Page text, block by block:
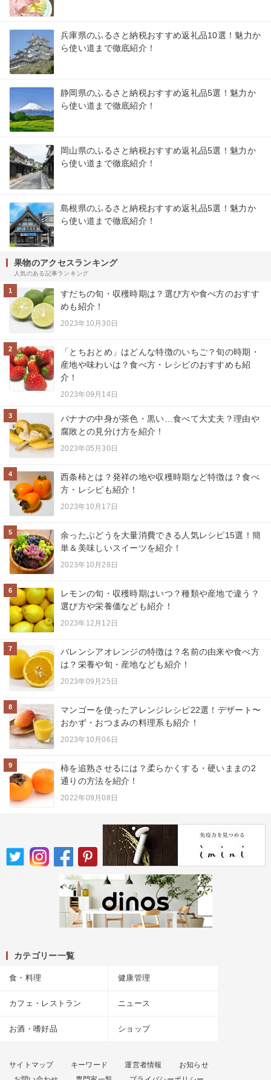
兵庫県のふるさと納税おすすめ返礼品10選！魅力か
ら使い道まで徹底紹介！
静岡県のふるさと納税おすすめ返礼品5選！魅力か
ら使い道まで徹底紹介！
岡山県のふるさと納税おすすめ返礼品5選！魅力か
ら使い道まで徹底紹介！
島根県のふるさと納税おすすめ返礼品5選！魅力か
ら使い道まで徹底紹介！
果物のアクセスランキング
人気のある記事ランキング
1
すだちの旬・収穫時期は？選び方や食べ方のおすす
めも紹介！
2023年10月30日
2
「とちおとめ」はどんな特徴のいちご？旬の時期・
産地や味わいは？食べ方・レシピのおすすめも紹
介！
2023年09月14日
3
バナナの中身が茶色・黒い…食べて大丈夫？理由や
腐敗との見分け方を紹介！
2023年05月30日
4
西条柿とは？発祥の地や収穫時期など特徴は？食べ
方・レシピも紹介！
2023年10月17日
5
余ったぶどうを大量消費できる人気レシピ15選！簡
単＆美味しいスイーツを紹介！
2023年10月28日
6
レモンの旬・収穫時期はいつ？種類や産地で違う？
選び方や栄養価なども紹介！
2023年12月12日
7
バレンシアオレンジの特徴は？名前の由来や食べ方
は？栄養や旬・産地なども紹介！
2023年09月25日
8
マンゴーを使ったアレンジレシピ22選！デザート〜
おかず・おつまみの料理系も紹介！
2023年10月06日
9
柿を追熟させるには？柔らかくする・硬いままの2
通りの方法を紹介！
2022年09月08日
カテゴリー一覧
食・料理 健康管理
カフェ・レストラン ニュース
お酒・嗜好品 ショップ
サイトマップ キーワード 運営者情報
お知らせ